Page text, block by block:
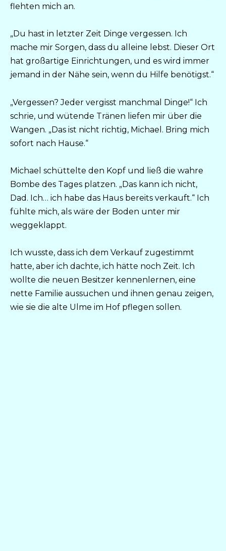
flehten mich an.
„Du hast in letzter Zeit Dinge vergessen. Ich
mache mir Sorgen, dass du alleine lebst. Dieser Ort
hat großartige Einrichtungen, und es wird immer
jemand in der Nähe sein, wenn du Hilfe benötigst.“
„Vergessen? Jeder vergisst manchmal Dinge!“ Ich
schrie, und wütende Tränen liefen mir über die
Wangen. „Das ist nicht richtig, Michael. Bring mich
sofort nach Hause.“
Michael schüttelte den Kopf und ließ die wahre
Bombe des Tages platzen. „Das kann ich nicht,
Dad. Ich… ich habe das Haus bereits verkauft.“ Ich
fühlte mich, als wäre der Boden unter mir
weggeklappt.
Ich wusste, dass ich dem Verkauf zugestimmt
hatte, aber ich dachte, ich hätte noch Zeit. Ich
wollte die neuen Besitzer kennenlernen, eine
nette Familie aussuchen und ihnen genau zeigen,
wie sie die alte Ulme im Hof pflegen sollen.